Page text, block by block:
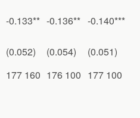
-0.133** -0.136** -0.140***
(0.052) (0.054)
(0.051)
177 160 176 100 177 100